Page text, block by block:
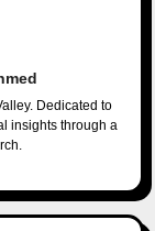
Dedicated to
insights through a